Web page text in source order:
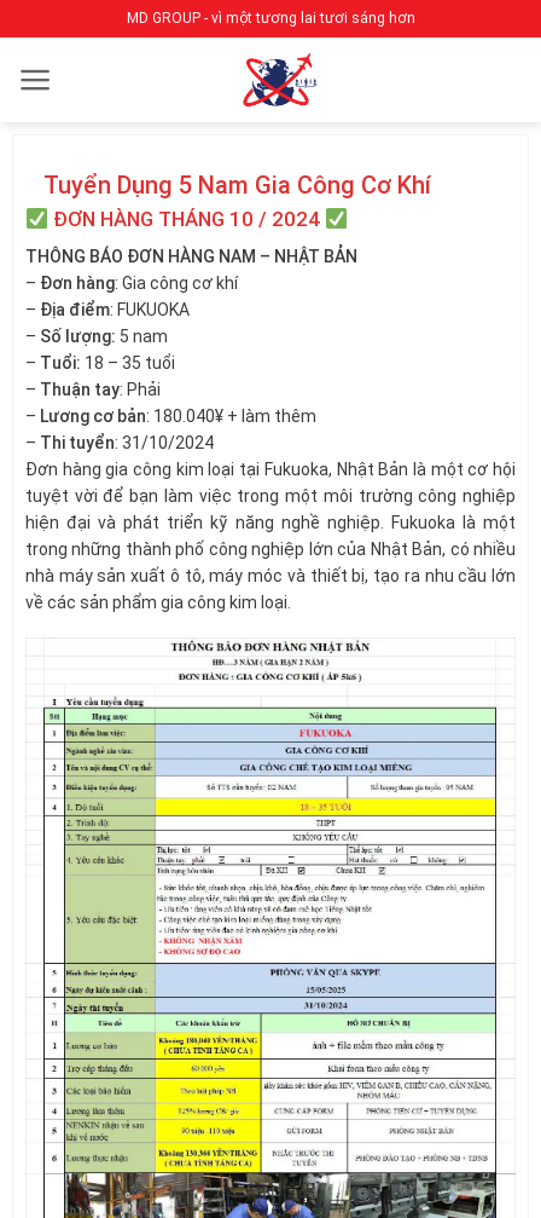
qua
nội
MD GROUP - vì một tương lai tươi sáng hơn
Tuyển Dụng 5 Nam Gia Công Cơ Khí
ĐƠN HÀNG THÁNG 10 / 2024
THÔNG BÁO ĐƠN HÀNG NAM – NHẬT BẢN
– Đơn hàng: Gia công cơ khí
– Địa điểm: FUKUOKA
– Số lượng: 5 nam
– Tuổi: 18 – 35 tuổi
– Thuận tay: Phải
– Lương cơ bản: 180.040¥ + làm thêm
– Thi tuyển: 31/10/2024
Đơn hàng gia công kim loại tại Fukuoka, Nhật Bản là một cơ hội
tuyệt vời để bạn làm việc trong một môi trường công nghiệp
hiện đại và phát triển kỹ năng nghề nghiệp. Fukuoka là một
trong những thành phố công nghiệp lớn của Nhật Bản, có nhiều
nhà máy sản xuất ô tô, máy móc và thiết bị, tạo ra nhu cầu lớn
về các sản phẩm gia công kim loại.